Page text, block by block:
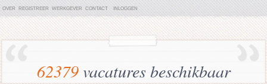
OVER REGISTREER WERKGEVER CONTACT INLOGGEN
62379vacatures beschikbaar